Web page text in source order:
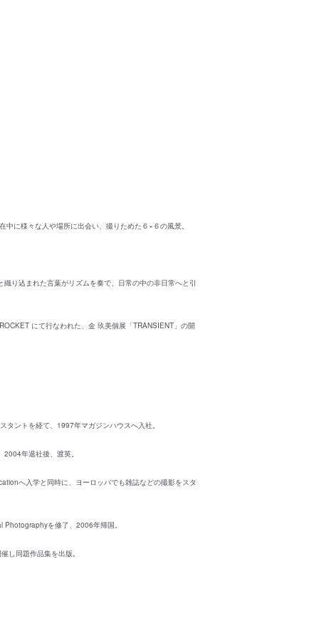
中に様々な人や場所に出会い、撮りためた６×６の風景。
織り込まれた言葉がリズムを奏で、日常の中の非日常へと引
にて行なわれた、金 玖美個展「TRANSIENT」の開
タントを経て、1997年マガジンハウスへ入社。
年退社後、渡英。
へ入学と同時に、ヨーロッパでも雑誌などの撮影をスタ
を修了、2006年帰国。
し同題作品集を出版。